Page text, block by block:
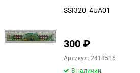
SSI320_4UA01
300₽
Артикул: 2418516
В наличии